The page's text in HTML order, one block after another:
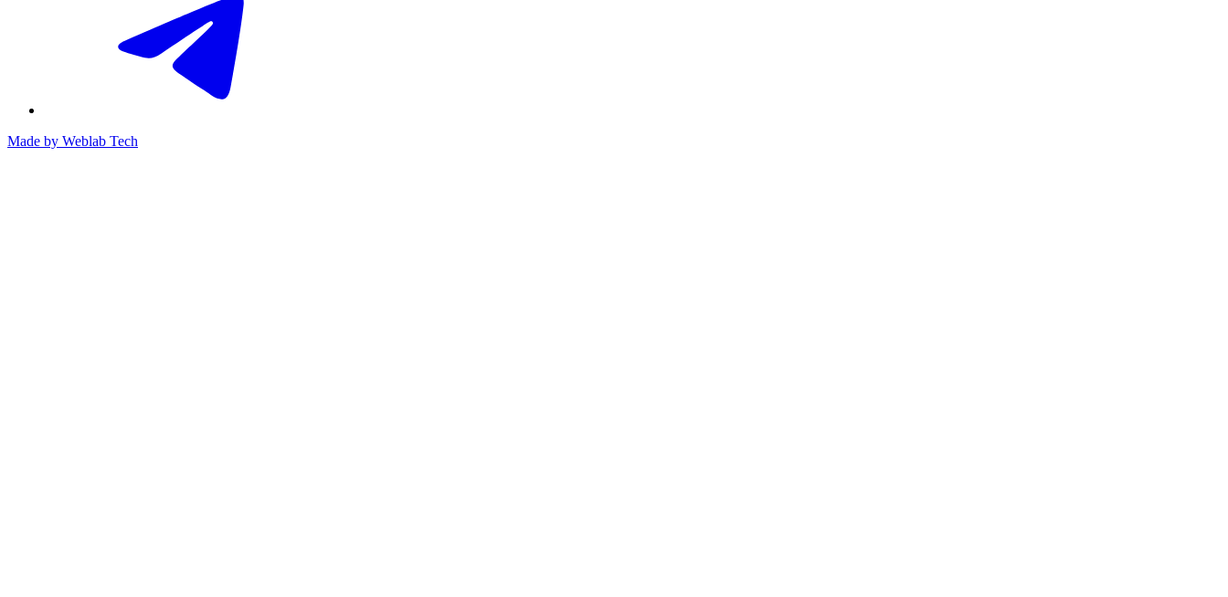
Made by Weblab Tech